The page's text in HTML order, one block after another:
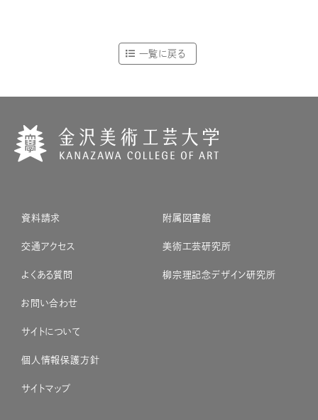
一覧に戻る
資料請求
交通アクセス
よくある質問
お問い合わせ
サイトについて
個人情報保護方針
サイトマップ
附属図書館
美術工芸研究所
柳宗理記念デザイン研究所